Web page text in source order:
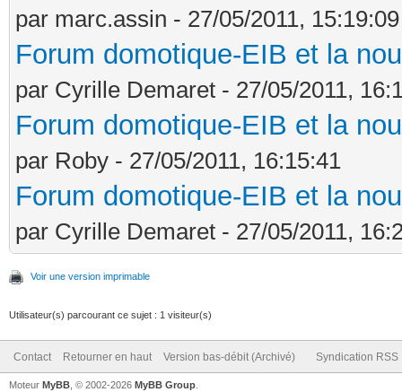
par marc.assin - 27/05/2011, 15:19:09
Forum domotique-EIB et la
par Cyrille Demaret - 27/05/2011,
Forum domotique-EIB et la
par Roby - 27/05/2011, 16:15:41
Forum domotique-EIB et la
par Cyrille Demaret - 27/05/2011,
Voir une version imprimable
Utilisateur(s) parcourant ce sujet : 1 visiteur(s)
Contact Retourner en haut Version bas-débit (Archivé) Syndication RSS
Moteur MyBB , © 2002-2026 MyBB Group